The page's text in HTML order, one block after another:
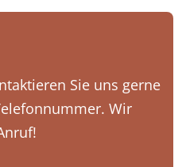
Sie uns gerne
Wir